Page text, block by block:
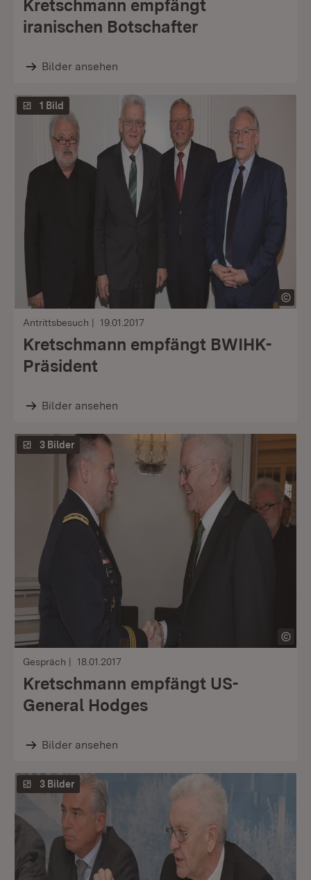
Kretschmann empfängt
iranischen Botschafter
Bilder ansehen
1 Bild
Antrittsbesuch 19.01.2017
Kretschmann empfängt BWIHK-
Präsident
Bilder ansehen
3 Bilder
Gespräch 18.01.2017
Kretschmann empfängt US-
General Hodges
Bilder ansehen
3 Bilder